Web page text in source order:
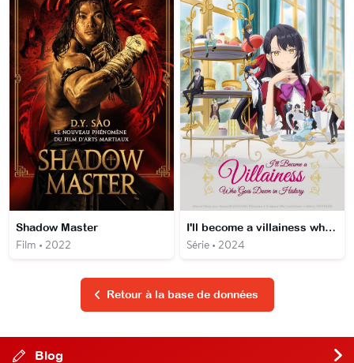
Shadow Master
Film • 2022
I'll become a villainess who goes down in history
Série • 2024
Retour à la base de données
Blog